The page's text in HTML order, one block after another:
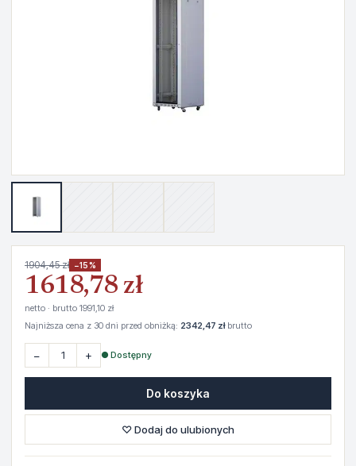
1904,45 zł −15%
1618,78 zł
netto · brutto 1991,10 zł
Najniższa cena z 30 dni przed obniżką: 2342,47 złbrutto
− + ● Dostępny
Do koszyka
♡ Dodaj do ulubionych